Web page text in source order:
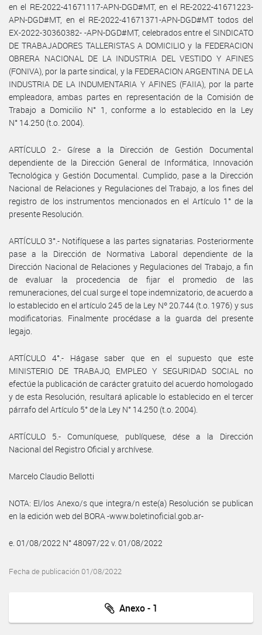
en el RE-2022-41671117-APN-DGD#MT, en el RE-2022-41671223-
APN-DGD#MT, en el RE-2022-41671371-APN-DGD#MT todos del
EX-2022-30360382- -APN-DGD#MT, celebrados entre el SINDICATO
DE TRABAJADORES TALLERISTAS A DOMICILIO y la FEDERACION
OBRERA NACIONAL DE LA INDUSTRIA DEL VESTIDO Y AFINES
(FONIVA), por la parte sindical, y la FEDERACION ARGENTINA DE LA
INDUSTRIA DE LA INDUMENTARIA Y AFINES (FAIIA), por la parte
empleadora, ambas partes en representación de la Comisión de
Trabajo a Domicilio N° 1, conforme a lo establecido en la Ley
N° 14.250 (t.o. 2004).
ARTÍCULO 2.- Gírese a la Dirección de Gestión Documental
dependiente de la Dirección General de Informática, Innovación
Tecnológica y Gestión Documental. Cumplido, pase a la Dirección
Nacional de Relaciones y Regulaciones del Trabajo, a los fines del
registro de los instrumentos mencionados en el Artículo 1° de la
presente Resolución.
ARTÍCULO 3°.- Notifíquese a las partes signatarias. Posteriormente
pase a la Dirección de Normativa Laboral dependiente de la
Dirección Nacional de Relaciones y Regulaciones del Trabajo, a fin
de evaluar la procedencia de fijar el promedio de las
remuneraciones, del cual surge el tope indemnizatorio, de acuerdo a
lo establecido en el artículo 245 de la Ley Nº 20.744 (t.o. 1976) y sus
modificatorias. Finalmente procédase a la guarda del presente
legajo.
ARTÍCULO 4°.- Hágase saber que en el supuesto que este
MINISTERIO DE TRABAJO, EMPLEO Y SEGURIDAD SOCIAL no
efectúe la publicación de carácter gratuito del acuerdo homologado
y de esta Resolución, resultará aplicable lo establecido en el tercer
párrafo del Artículo 5° de la Ley N° 14.250 (t.o. 2004).
ARTÍCULO 5.- Comuníquese, publíquese, dése a la Dirección
Nacional del Registro Oficial y archívese.
Marcelo Claudio Bellotti
NOTA: El/los Anexo/s que integra/n este(a) Resolución se publican
en la edición web del BORA -www.boletinoficial.gob.ar-
e. 01/08/2022 N° 48097/22 v. 01/08/2022
Fecha de publicación 01/08/2022
Anexo - 1